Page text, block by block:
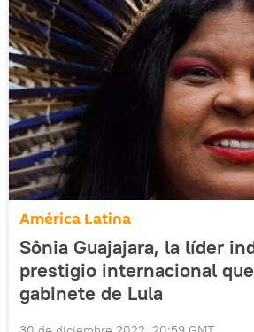
América Latina
Sônia Guajajara, la líder
prestigio internacional
gabinete de Lula